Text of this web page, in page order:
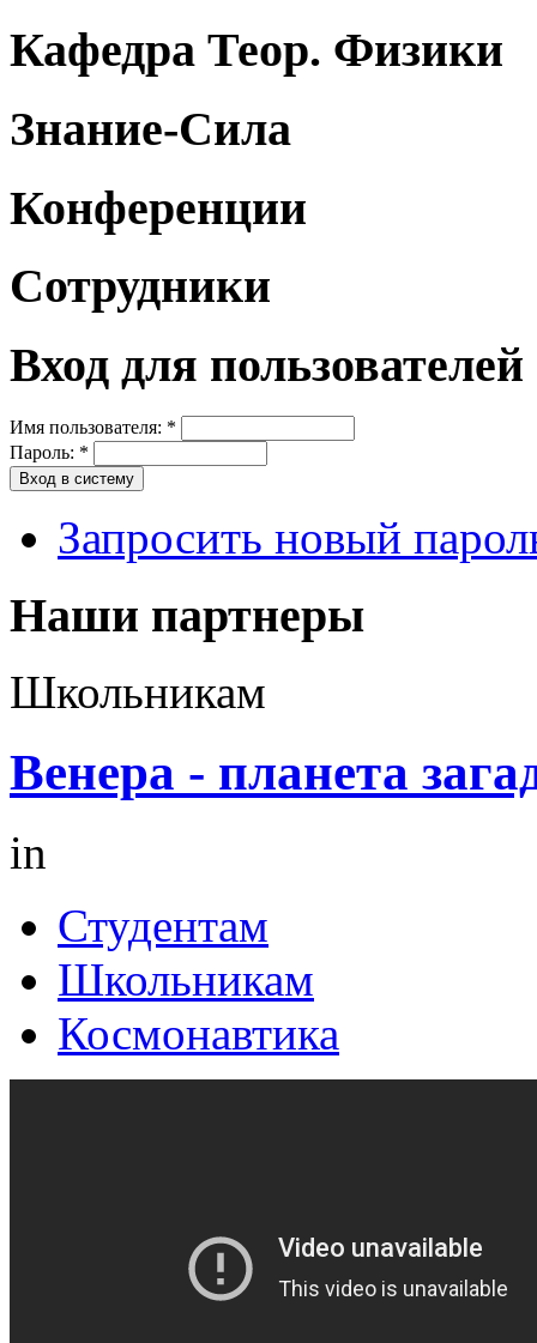
Кафедра Теор. Физики
Знание-Сила
Конференции
Сотрудники
Вход для пользователей
Имя пользователя: *
Пароль: *
Запросить новый
Наши партнеры
Школьникам
Венера - планета
in
Студентам
Школьникам
Космонавтика